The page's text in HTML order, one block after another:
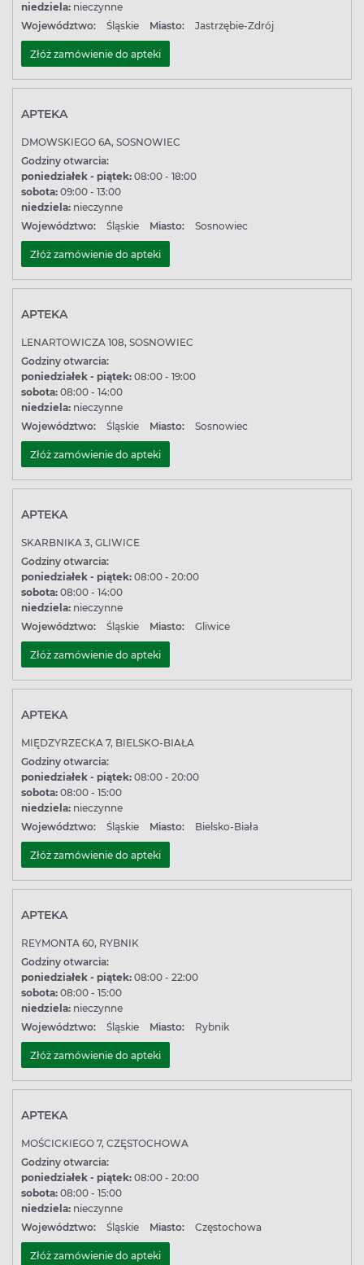
niedziela: nieczynne
Województwo:
Śląskie Miasto: Jastrzębie-Zdrój
Złóż zamówienie do apteki
APTEKA
DMOWSKIEGO 6A, SOSNOWIEC
Godziny otwarcia:
poniedziałek - piątek: 08:00 - 18:00
sobota: 09:00 - 13:00
niedziela: nieczynne
Województwo:
Śląskie Miasto: Sosnowiec
Złóż zamówienie do apteki
APTEKA
LENARTOWICZA 108, SOSNOWIEC
Godziny otwarcia:
poniedziałek - piątek: 08:00 - 19:00
sobota: 08:00 - 14:00
niedziela: nieczynne
Województwo:
Śląskie Miasto: Sosnowiec
Złóż zamówienie do apteki
APTEKA
SKARBNIKA 3, GLIWICE
Godziny otwarcia:
poniedziałek - piątek: 08:00 - 20:00
sobota: 08:00 - 14:00
niedziela: nieczynne
Województwo:
Śląskie Miasto: Gliwice
Złóż zamówienie do apteki
APTEKA
MIĘDZYRZECKA 7, BIELSKO-BIAŁA
Godziny otwarcia:
poniedziałek - piątek: 08:00 - 20:00
sobota: 08:00 - 15:00
niedziela: nieczynne
Województwo:
Śląskie Miasto: Bielsko-Biała
Złóż zamówienie do apteki
APTEKA
REYMONTA 60, RYBNIK
Godziny otwarcia:
poniedziałek - piątek: 08:00 - 22:00
sobota: 08:00 - 15:00
niedziela: nieczynne
Województwo:
Śląskie Miasto: Rybnik
Złóż zamówienie do apteki
APTEKA
MOŚCICKIEGO 7, CZĘSTOCHOWA
Godziny otwarcia:
poniedziałek - piątek: 08:00 - 20:00
sobota: 08:00 - 15:00
niedziela: nieczynne
Województwo:
Śląskie Miasto: Częstochowa
Złóż zamówienie do apteki